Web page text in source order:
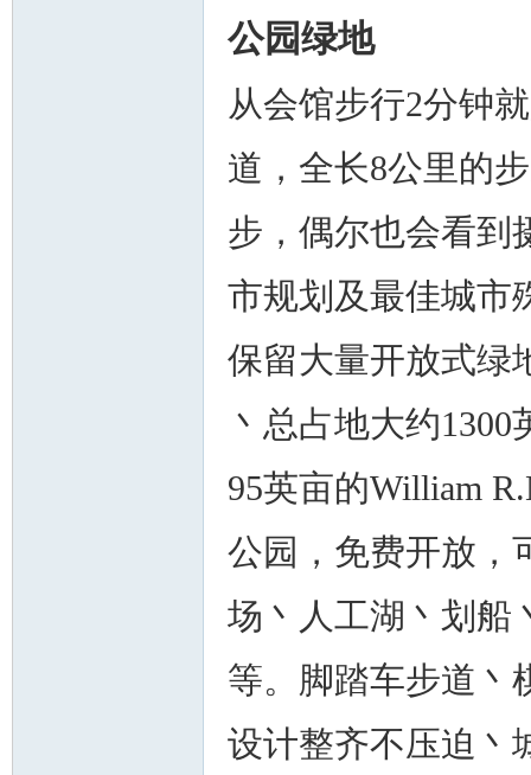
公园绿地
从会馆步行2分钟
道，全长8公里的
步，偶尔也会看到
市规划及最佳城市
保留大量开放式绿
丶总占地大约1300
95英亩的William
公园，免费开放，
场丶人工湖丶划
等。脚踏车步道丶
设计整齐不压迫丶